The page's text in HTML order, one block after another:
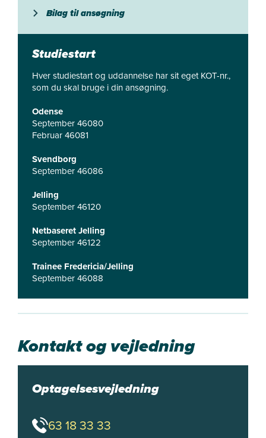
Bilag til ansøgning
Studiestart
Hver studiestart og uddannelse har sit eget KOT-nr.,
som du skal bruge i din ansøgning.
Odense
September 46080
Februar 46081
Svendborg
September 46086
Jelling
September 46120
Netbaseret Jelling
September 46122
Trainee Fredericia/Jelling
September 46088
Kontakt og vejledning
Optagelsesvejledning
63 18 33 33